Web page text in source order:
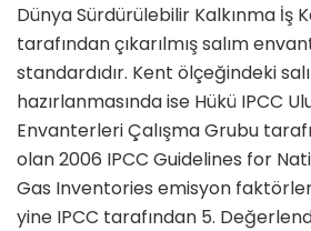
Dünya Sürdürülebilir Kalkınma İş
tarafından çıkarılmış salım
standardıdır. Kent ölçeğindeki
hazırlanmasında ise Hükü IPCC
Envanterleri Çalışma Grubu
olan 2006 IPCC Guidelines for
Gas Inventories emisyon faktörleri
yine IPCC tarafından 5.